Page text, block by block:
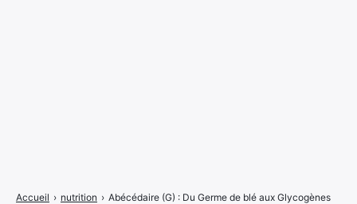
Accueil › nutrition › Abécédaire (G) : Du Germe de blé aux Glycogènes